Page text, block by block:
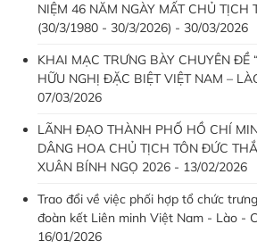
NIỆM 46 NĂM NGÀY MẤT CHỦ TỊCH
(30/3/1980 - 30/3/2026) - 30/03/2026
KHAI MẠC TRƯNG BÀY CHUYÊN ĐỀ
HỮU NGHỊ ĐẶC BIỆT VIỆT NAM –
07/03/2026
LÃNH ĐẠO THÀNH PHỐ HỒ CHÍ
DÂNG HOA CHỦ TỊCH TÔN ĐỨC
XUÂN BÍNH NGỌ 2026 - 13/02/2026
Trao đổi về việc phối hợp tổ chức
đoàn kết Liên minh Việt Nam - Lào -
16/01/2026